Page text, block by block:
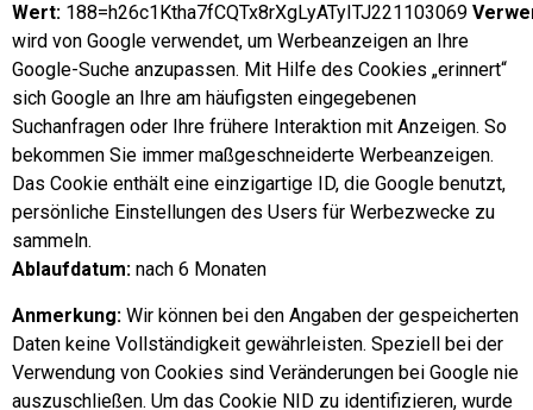
Wert: 188=h26c1Ktha7fCQTx8rXgLyATyITJ221103069
wird von Google verwendet, um Werbeanzeigen an Ihre
Google-Suche anzupassen. Mit Hilfe des Cookies „erinnert“
sich Google an Ihre am häufigsten eingegebenen
Suchanfragen oder Ihre frühere Interaktion mit Anzeigen. So
bekommen Sie immer maßgeschneiderte Werbeanzeigen.
Das Cookie enthält eine einzigartige ID, die Google benutzt,
persönliche Einstellungen des Users für Werbezwecke zu
sammeln.
Ablaufdatum: nach 6 Monaten
Anmerkung: Wir können bei den Angaben der gespeicherten
Daten keine Vollständigkeit gewährleisten. Speziell bei der
Verwendung von Cookies sind Veränderungen bei Google nie
auszuschließen. Um das Cookie NID zu identifizieren, wurde